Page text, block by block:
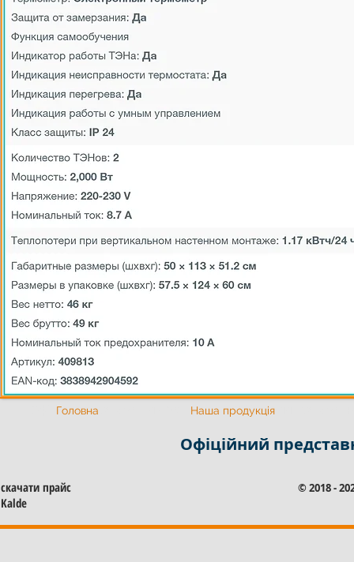
Офіційний представник Калде Офіційний
Головна Наша продукція
Офіційний
скачати прайс
Kalde
© 2018 -